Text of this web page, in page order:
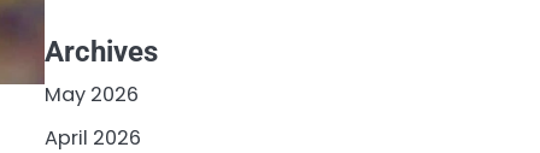
Archives
May 2026
April 2026